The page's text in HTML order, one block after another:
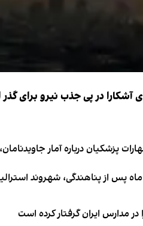
آشکارا در پی جذب نیرو برای
پزشکیان درباره آمار
در مدارس ایران گرفتار کرده است